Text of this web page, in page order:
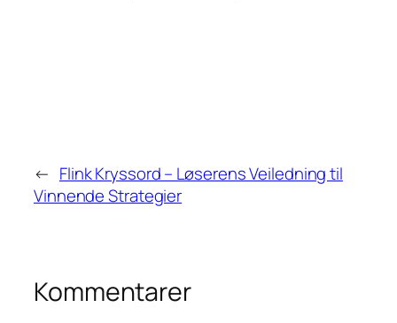
← Flink Kryssord – Løserens Veiledning til
Vinnende Strategier
Kommentarer